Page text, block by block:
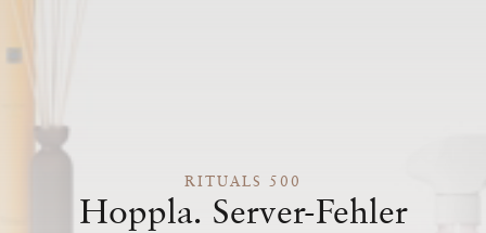
RITUALS 500
Hoppla. Server-Fehler